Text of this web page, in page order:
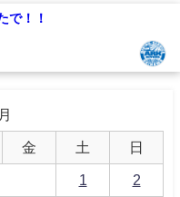
で！！
金 土 日
1 2